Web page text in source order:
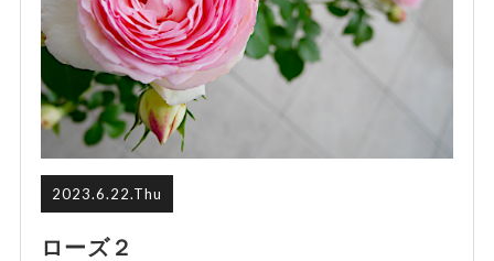
2023.6.22.Thu
ローズ２